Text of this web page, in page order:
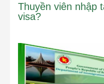
Thuyền viên nhập
visa?